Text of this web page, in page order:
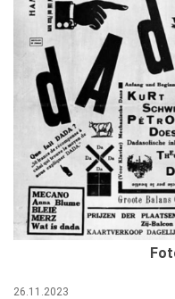
26.11.2023